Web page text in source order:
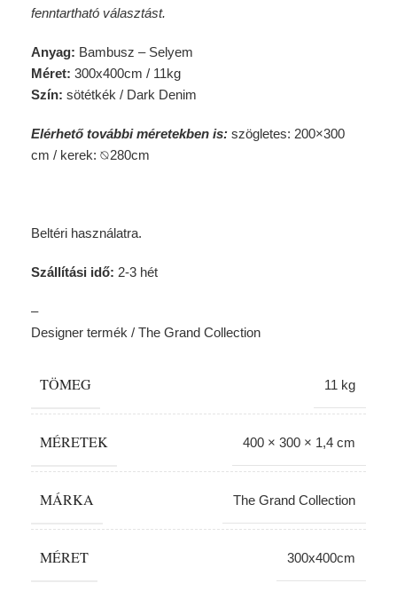
fenntartható választást.
Anyag: Bambusz – Selyem
Méret: 300x400cm / 11kg
Szín: sötétkék / Dark Denim
Elérhető további méretekben is: szögletes: 200×300
cm / kerek: ⦰280cm
Beltéri használatra.
Szállítási idő: 2-3 hét
–
Designer termék / The Grand Collection
TÖMEG 11 kg
MÉRETEK 400 × 300 × 1,4 cm
MÁRKA The Grand Collection
MÉRET 300x400cm